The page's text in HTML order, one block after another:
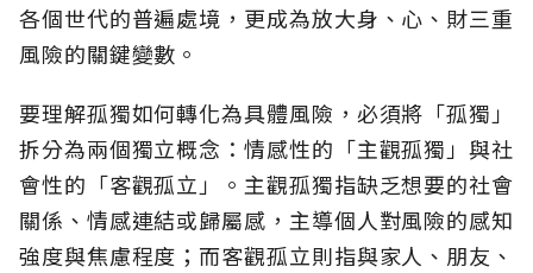
各個世代的普遍處境，更成為放大身、心、財三重
風險的關鍵變數。
要理解孤獨如何轉化為具體風險，必須將「孤獨」
拆分為兩個獨立概念：情感性的「主觀孤獨」與社
會性的「客觀孤立」。主觀孤獨指缺乏想要的社會
關係、情感連結或歸屬感，主導個人對風險的感知
強度與焦慮程度；而客觀孤立則指與家人、朋友、